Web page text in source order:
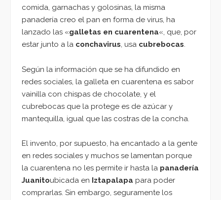
comida, garnachas y golosinas, la misma
panadería creo el pan en forma de virus, ha
lanzado las «galletas en cuarentena«, que, por
estar junto a la conchavirus, usa cubrebocas.
Según la información que se ha difundido en
redes sociales, la galleta en cuarentena es sabor
vainilla con chispas de chocolate, y el
cubrebocas que la protege es de azúcar y
mantequilla, igual que las costras de la concha.
El invento, por supuesto, ha encantado a la gente
en redes sociales y muchos se lamentan porque
la cuarentena no les permite ir hasta la panadería
Juanitoubicada en Iztapalapa para poder
comprarlas. Sin embargo, seguramente los